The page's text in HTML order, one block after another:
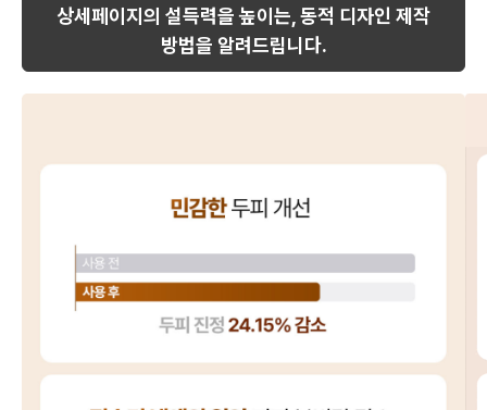
상세페이지의 설득력을 높이는, 동적 디자인 제작
방법을 알려드립니다.